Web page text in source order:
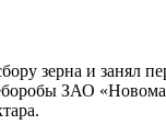
зерна и занял
ЗАО